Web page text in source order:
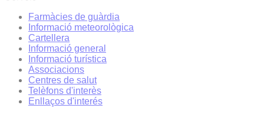
Farmàcies de guàrdia
Informació meteorològica
Cartellera
Informació general
Informació turística
Associacions
Centres de salut
Telèfons d'interès
Enllaços d'interés